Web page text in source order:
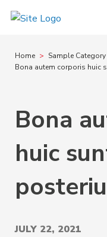
Home
Sample
Bona autem corporis huic
Bona
huic
JULY 22, 2021